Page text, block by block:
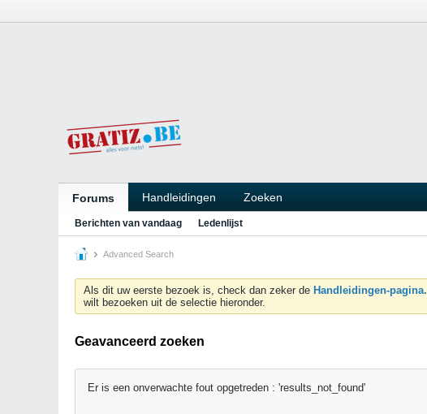
Forums Handleidingen Zoeken
Berichten van vandaag Ledenlijst
Advanced Search
Als dit uw eerste bezoek is, check dan zeker de Handleidingen-pagina.
wilt bezoeken uit de selectie hieronder.
Geavanceerd zoeken
Er is een onverwachte fout opgetreden : 'results_not_found'